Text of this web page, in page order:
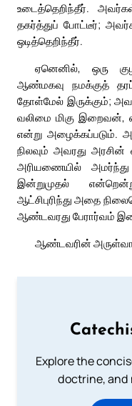
உடைத்தெறிந்தீர்.
தகர்த்துப் போட்டீர்;
ஒடித்தெறிந்தீர்.
ஏனெனில், ஒரு
ஆண்மகவு நமக்குத்
தோள்மேல் இருக்கும்;
வலிமை மிகு இறைவன்,
என்று அழைக்கப்படும்.
நிலவும் அவரது அரசின்
அரியணையில்
இன்றுமுதல்
ஆட்சிபுரிந்து அதை
ஆண்டவரது பேரார்வம்
ஆண்டவரின்
Explore the
doctrine, and